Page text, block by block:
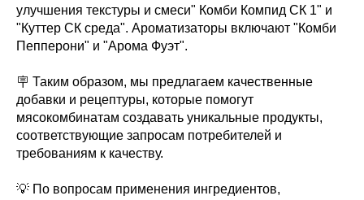
улучшения текстуры и смеси" Комби Компид СК 1" и
"Куттер СК среда". Ароматизаторы включают "Комби
Пепперони" и "Арома Фуэт".
🪧 Таким образом, мы предлагаем качественные
добавки и рецептуры, которые помогут
мясокомбинатам создавать уникальные продукты,
соответствующие запросам потребителей и
требованиям к качеству.
💡 По вопросам применения ингредиентов,